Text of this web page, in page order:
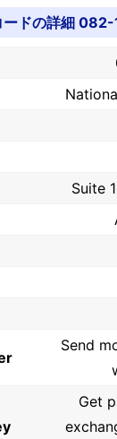
ードの詳細
Suite
Send
Get